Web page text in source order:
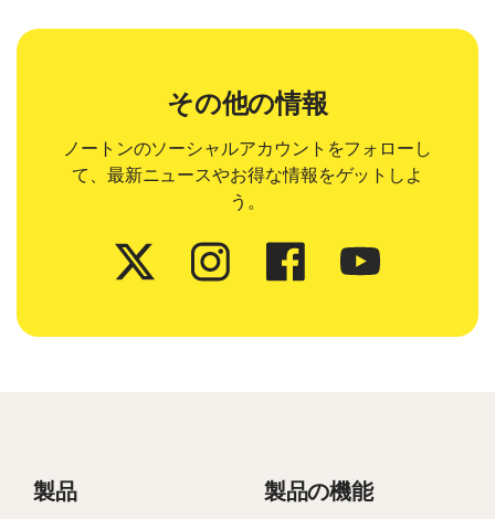
その他の情報
ノートンのソーシャルアカウントをフォローし
て、最新ニュースやお得な情報をゲットしよ
う。
製品 製品の機能